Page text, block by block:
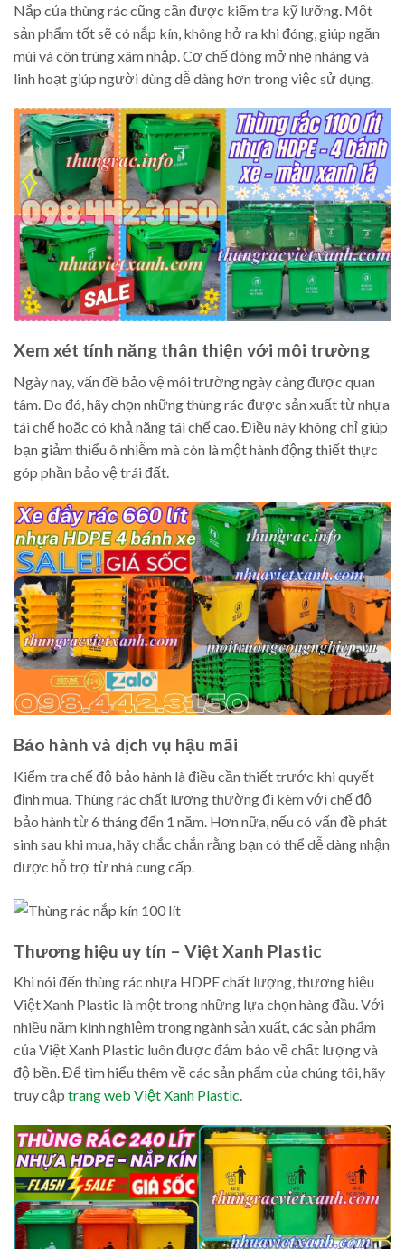
Nắp của thùng rác cũng cần được kiểm tra kỹ lưỡng. Một
sản phẩm tốt sẽ có nắp kín, không hở ra khi đóng, giúp ngăn
mùi và côn trùng xâm nhập. Cơ chế đóng mở nhẹ nhàng và
linh hoạt giúp người dùng dễ dàng hơn trong việc sử dụng.
Xem xét tính năng thân thiện với môi trường
Ngày nay, vấn đề bảo vệ môi trường ngày càng được quan
tâm. Do đó, hãy chọn những thùng rác được sản xuất từ nhựa
tái chế hoặc có khả năng tái chế cao. Điều này không chỉ giúp
bạn giảm thiểu ô nhiễm mà còn là một hành động thiết thực
góp phần bảo vệ trái đất.
Bảo hành và dịch vụ hậu mãi
Kiểm tra chế độ bảo hành là điều cần thiết trước khi quyết
định mua. Thùng rác chất lượng thường đi kèm với chế độ
bảo hành từ 6 tháng đến 1 năm. Hơn nữa, nếu có vấn đề phát
sinh sau khi mua, hãy chắc chắn rằng bạn có thể dễ dàng nhận
được hỗ trợ từ nhà cung cấp.
Thương hiệu uy tín – Việt Xanh Plastic
Khi nói đến thùng rác nhựa HDPE chất lượng, thương hiệu
Việt Xanh Plastic là một trong những lựa chọn hàng đầu. Với
nhiều năm kinh nghiệm trong ngành sản xuất, các sản phẩm
của Việt Xanh Plastic luôn được đảm bảo về chất lượng và
độ bền. Để tìm hiểu thêm về các sản phẩm của chúng tôi, hãy
truy cập trang web Việt Xanh Plastic.